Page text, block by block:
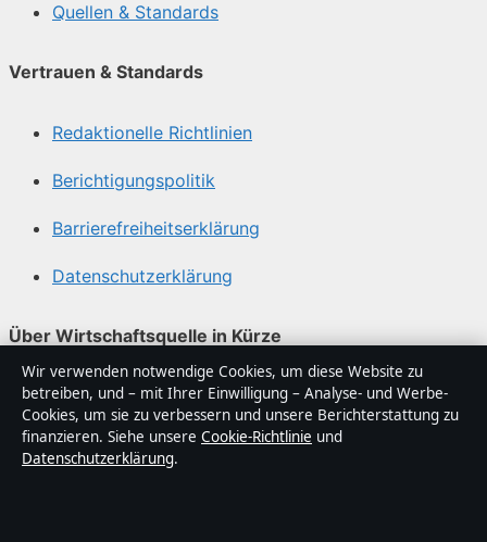
Quellen & Standards
Vertrauen & Standards
Redaktionelle Richtlinien
Berichtigungspolitik
Barrierefreiheitserklärung
Datenschutzerklärung
Über Wirtschaftsquelle in Kürze
Wirtschaftsquelle ist ein unabhängiger digitaler
Nachrichtenanbieter mit Fokus auf Politik, Wirtschaft,
Technik und Gesellschaft in Deutschland. Jeder Artikel
trägt eine Byline, wird von einem Redakteur geprüft und
Wir verwenden notwendige Cookies, um diese Website zu
betreiben, und – mit Ihrer Einwilligung – Analyse- und Werbe-
Cookies, um sie zu verbessern und unsere Berichterstattung zu
finanzieren. Siehe unsere Cookie-Richtlinie und
Datenschutzerklärung.